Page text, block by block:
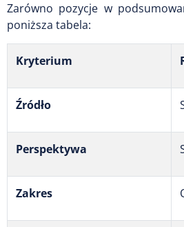
Zarówno pozycje w
poniższa tabela:
Kryterium
Źródło
Perspektywa
Zakres